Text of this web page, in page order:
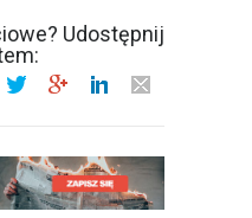
Udostępnij